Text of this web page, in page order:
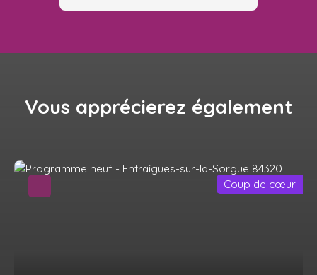
Vous apprécierez également
Coup de cœur